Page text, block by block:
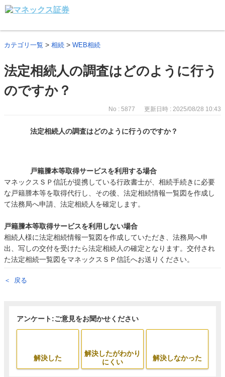
カテゴリ一覧 > 相続 > WEB相続
法定相続人の調査はどのように行う
のですか？
No : 5877 更新日時 : 2025/08/28 10:43
法定相続人の調査はどのように行うのですか？
戸籍謄本等取得サービスを利用する場合
マネックスＳＰ信託が提携している行政書士が、相続手続きに必要
な戸籍謄本等を取得代行し、その後、法定相続情報一覧図を作成し
て法務局へ申請、法定相続人を確定します。
戸籍謄本等取得サービスを利用しない場合
相続人様に法定相続情報一覧図を作成していただき、法務局へ申
出、写しの交付を受けたら法定相続人の確定となります。交付され
た法定相続一覧図をマネックスＳＰ信託へお送りください。
戻る
アンケート:ご意見をお聞かせください
解決した
解決したがわかり
にくい
解決しなかった